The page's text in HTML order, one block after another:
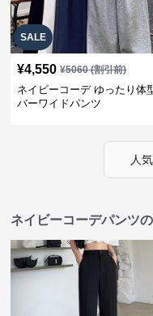
SALE
¥4,550 ¥5060(割引前)
ネイビーコーデ ゆったり体
バーワイドパンツ
人
ネイビーコーデパンツ